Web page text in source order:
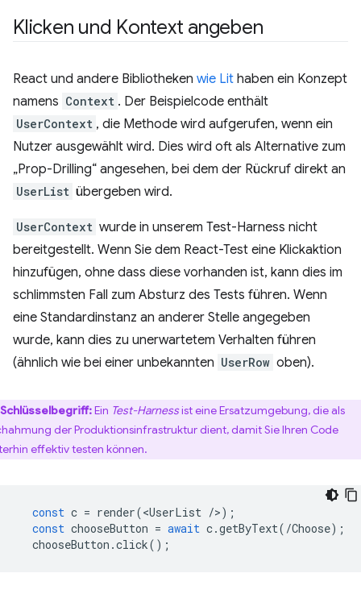
Klicken und Kontext angeben
React und andere Bibliotheken wie Lit haben ein Konzept
namens Context . Der Beispielcode enthält
UserContext , die Methode wird aufgerufen, wenn ein
Nutzer ausgewählt wird. Dies wird oft als Alternative zum
„Prop-Drilling“ angesehen, bei dem der Rückruf direkt an
UserList übergeben wird.
UserContext wurde in unserem Test-Harness nicht
bereitgestellt. Wenn Sie dem React-Test eine Klickaktion
hinzufügen, ohne dass diese vorhanden ist, kann dies im
schlimmsten Fall zum Absturz des Tests führen. Wenn
eine Standardinstanz an anderer Stelle angegeben
wurde, kann dies zu unerwartetem Verhalten führen
(ähnlich wie bei einer unbekannten UserRow oben).
Schlüsselbegriff:Ein Test-Harnessist eine Ersatzumgebung, die als
der Produktionsinfrastruktur dient, damit Sie Ihren Code
effektiv testen können.
const c = render(<UserList />);
const chooseButton = await c.getByText( /Choose);
chooseButton .click();